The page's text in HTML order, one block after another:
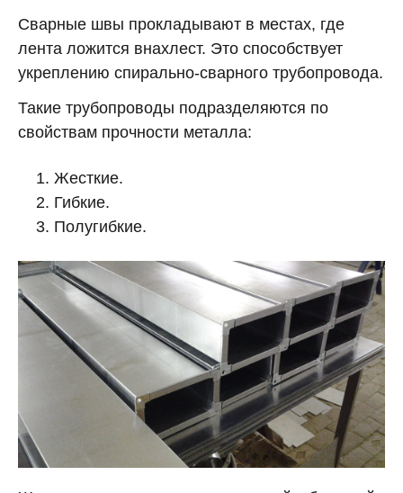
Сварные швы прокладывают в местах, где
лента ложится внахлест. Это способствует
укреплению спирально-сварного трубопровода.
Такие трубопроводы подразделяются по
свойствам прочности металла:
Жесткие.
Гибкие.
Полугибкие.